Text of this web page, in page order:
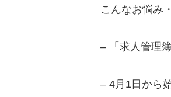
こんなお悩み
– 「求人管理
– 4月1日から